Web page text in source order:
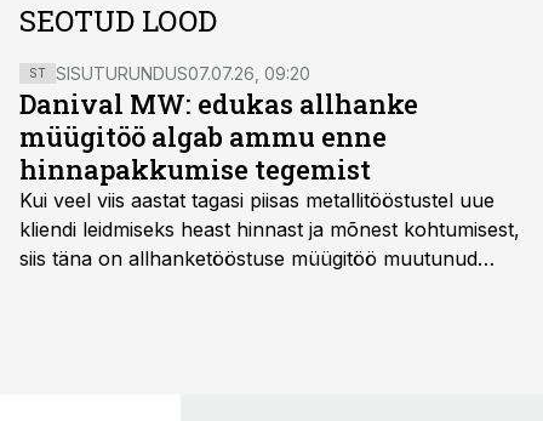
SEOTUD LOOD
ST SISUTURUNDUS07.07.26, 09:20
Danival MW: edukas allhanke
müügitöö algab ammu enne
hinnapakkumise tegemist
Kui veel viis aastat tagasi piisas metallitööstustel uue
kliendi leidmiseks heast hinnast ja mõnest kohtumisest,
siis täna on allhanketööstuse müügitöö muutunud